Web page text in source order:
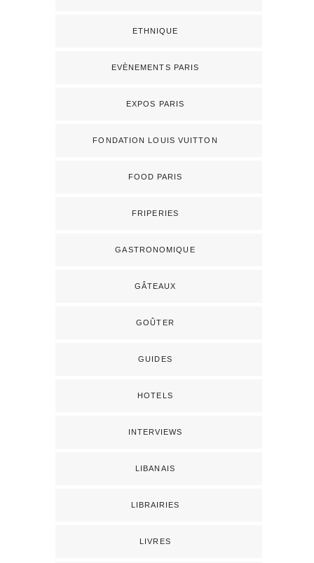
ETHNIQUE
EVÈNEMENTS PARIS
EXPOS PARIS
FONDATION LOUIS VUITTON
FOOD PARIS
FRIPERIES
GASTRONOMIQUE
GÂTEAUX
GOÛTER
GUIDES
HOTELS
INTERVIEWS
LIBANAIS
LIBRAIRIES
LIVRES